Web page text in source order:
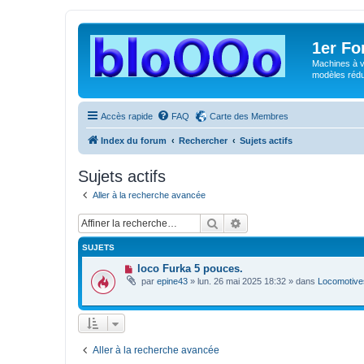
1er
Machines à
modèles
Accès rapide FAQ Carte des Membres
Index du forum Rechercher Sujets actifs
Sujets actifs
Aller à la recherche avancée
Rechercher
SUJETS
N
u
e
s
loco Furka 5 pouces.
par epine43 » lun. 26 mai 2025 18:32 » dans
Aller à la recherche avancée